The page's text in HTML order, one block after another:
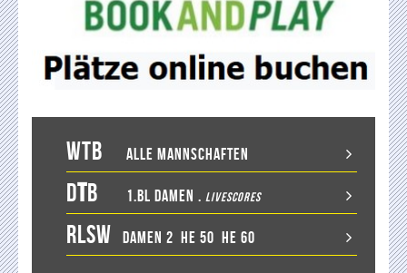
WTB Alle Mannschaften
DTB 1.BL Damen . LiveScores
RLSW Damen 2 He 50 He 60